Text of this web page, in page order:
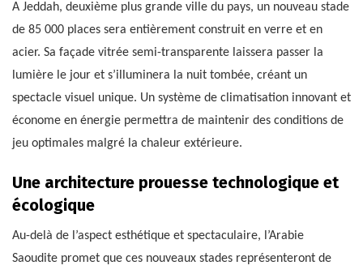
A Jeddah, deuxième plus grande ville du pays, un nouveau stade
de 85 000 places sera entièrement construit en verre et en
acier. Sa façade vitrée semi-transparente laissera passer la
lumière le jour et s’illuminera la nuit tombée, créant un
spectacle visuel unique. Un système de climatisation innovant et
économe en énergie permettra de maintenir des conditions de
jeu optimales malgré la chaleur extérieure.
Une architecture prouesse technologique et
écologique
Au-delà de l’aspect esthétique et spectaculaire, l’Arabie
Saoudite promet que ces nouveaux stades représenteront de